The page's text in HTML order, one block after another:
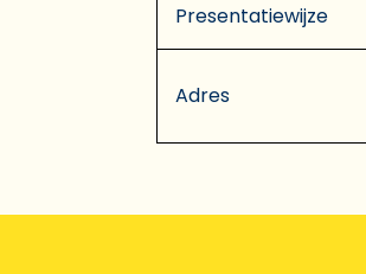
Presentatiewijze
Adres